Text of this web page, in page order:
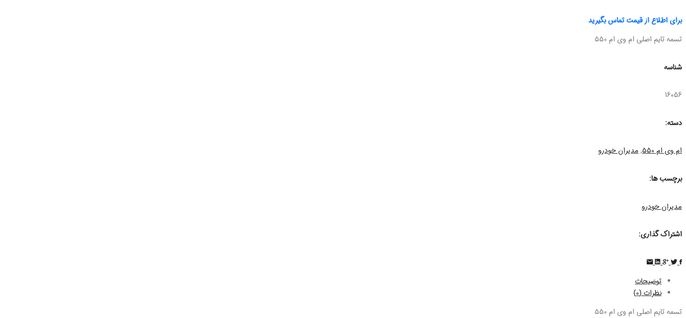
برای اطلاع از قیمت تماس بگیرید
تسمه تایم اصلی ام وی ام 550
شناسه
16056
دسته:
ام وی ام 550 ,مدیران خودرو
برچسب ها:
مدیران خودرو
اشتراک گذاری:
توضیحات
نظرات (0)
تسمه تایم اصلی ام وی ام 550